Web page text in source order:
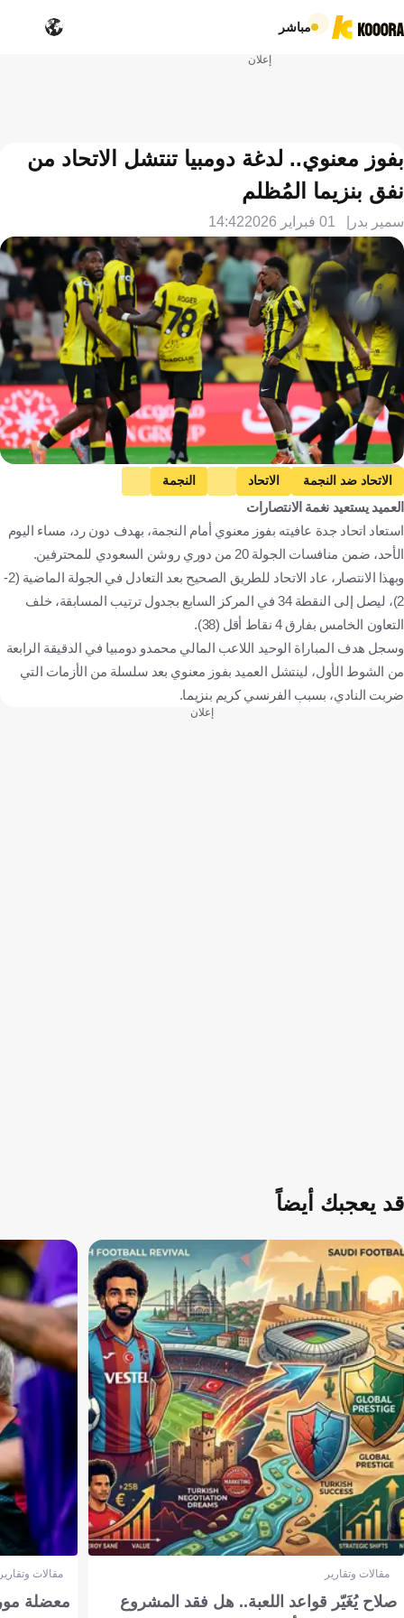
مباشر
إعلان
بفوز معنوي.. لدغة دومبيا تنتشل الاتحاد من
نفق بنزيما المُظلم
سمير بدر 01 فبراير 2026 14:42
Getty Images
الاتحاد ضد النجمة الاتحاد
النجمة
دوري روشن السعودي
M. Doumbia
المملكة العربية السعودية
مالي فرنسا كرة قدم
العميد يستعيد نغمة الانتصارات
استعاد اتحاد جدة عافيته بفوز معنوي أمام النجمة، بهدف دون رد، مساء اليوم
الأحد، ضمن منافسات الجولة 20 من دوري روشن السعودي للمحترفين.
وبهذا الانتصار، عاد الاتحاد للطريق الصحيح بعد التعادل في الجولة الماضية (2-
2)، ليصل إلى النقطة 34 في المركز السابع بجدول ترتيب المسابقة، خلف
التعاون الخامس بفارق 4 نقاط أقل (38).
وسجل هدف المباراة الوحيد اللاعب المالي محمدو دومبيا في الدقيقة الرابعة
من الشوط الأول، لينتشل العميد بفوز معنوي بعد سلسلة من الأزمات التي
ضربت النادي، بسبب الفرنسي كريم بنزيما.
إعلان
قد يعجبك أيضاً
مقالات وتقارير
صلاح يُغَيّر قواعد اللعبة.. هل فقد المشروع
مقالات
معضلة